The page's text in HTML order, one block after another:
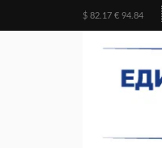
$ 82.17 € 94.84